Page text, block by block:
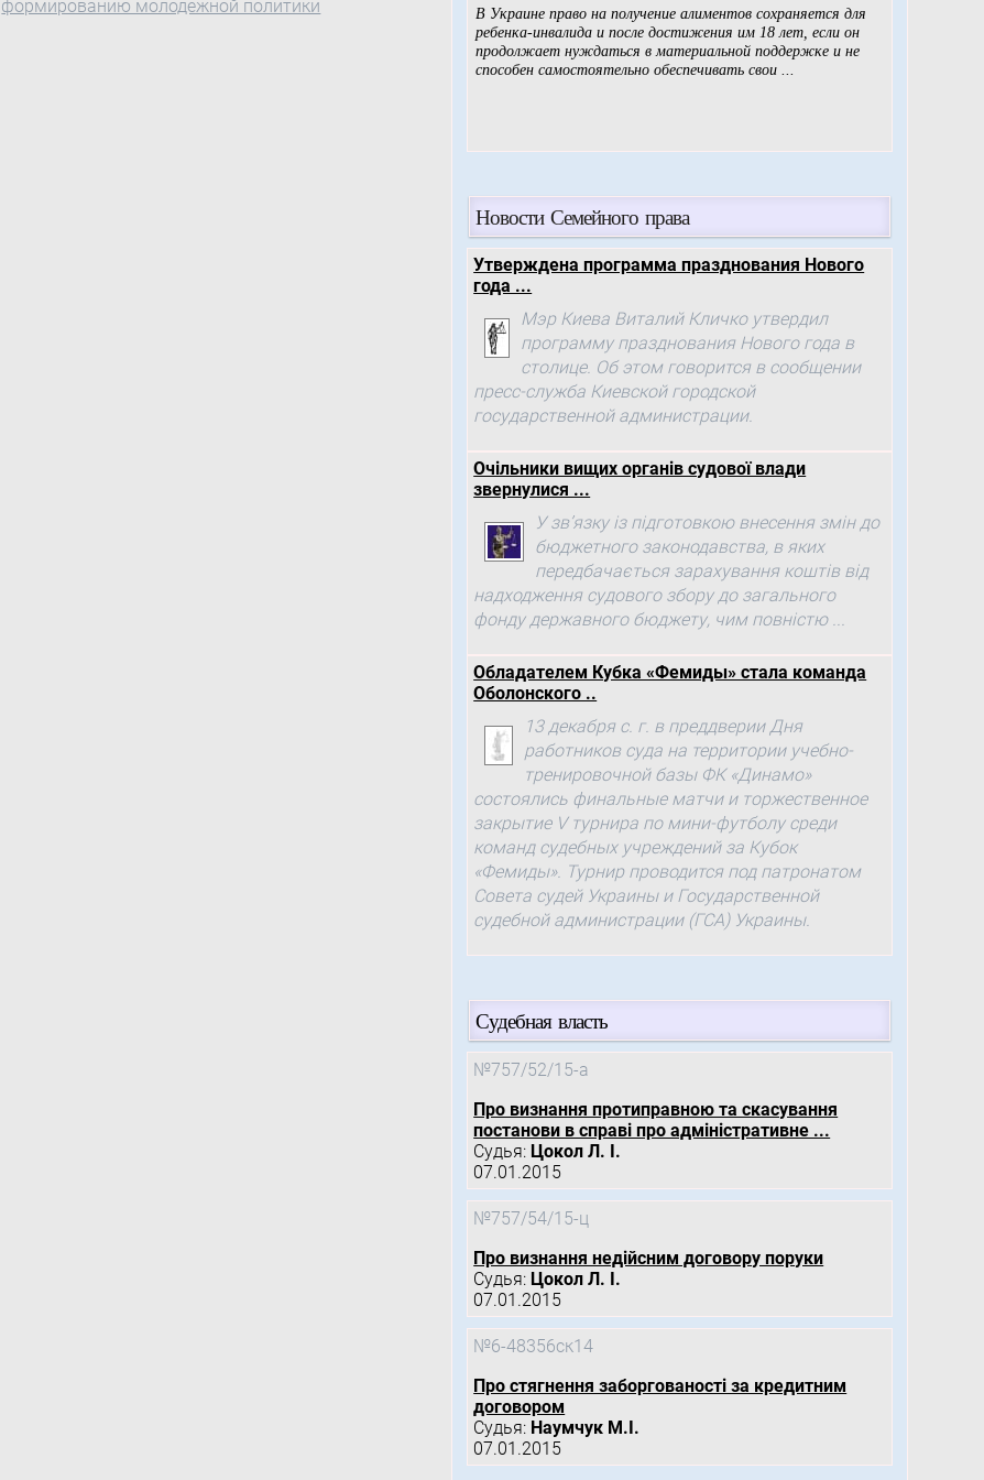
формированию молодежной политики
Новости Семейного права
Утверждена программа празднования Нового
года ...
Мэр Киева Виталий Кличко утвердил
программу празднования Нового года в
столице. Об этом говорится в сообщении
пресс-служба Киевской городской
государственной администрации.
Очільники вищих органів судової влади
звернулися ...
У зв’язку із підготовкою внесення змін до
бюджетного законодавства, в яких
передбачається зарахування коштів від
надходження судового збору до загального
фонду державного бюджету, чим повністю ...
Обладателем Кубка «Фемиды» стала команда
Оболонского ..
13 декабря с. г. в преддверии Дня
работников суда на территории учебно-
тренировочной базы ФК «Динамо»
состоялись финальные матчи и торжественное
закрытие V турнира по мини-футболу среди
команд судебных учреждений за Кубок
«Фемиды». Турнир проводится под патронатом
Совета судей Украины и Государственной
судебной администрации (ГСА) Украины.
Судебная власть
№757/52/15-а
Про визнання протиправною та скасування
постанови в справі про адміністративне ...
Судья: Цокол Л. І.
07.01.2015
№757/54/15-ц
Про визнання недійсним договору поруки
Судья: Цокол Л. І.
07.01.2015
№6-48356ск14
Про стягнення заборгованості за кредитним
договором
Судья: Наумчук М.І.
07.01.2015